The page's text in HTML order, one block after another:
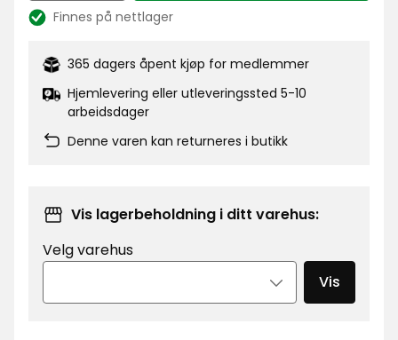
Lagerbalanse:
Finnes på nettlager
365 dagers åpent kjøp for medlemmer
Hjemlevering eller utleveringssted 5-10
arbeidsdager
Denne varen kan returneres i butikk
Vis lagerbeholdning i ditt varehus:
Velg varehus
Vis